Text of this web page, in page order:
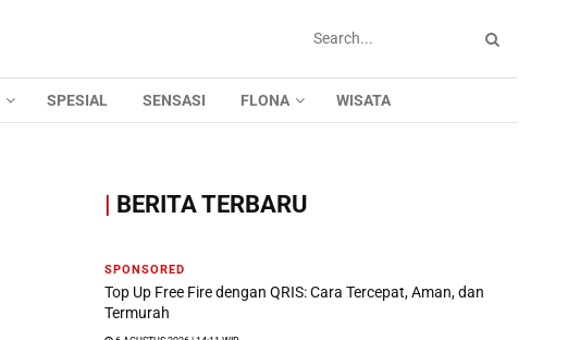
SPESIAL SENSASI FLONA WISATA
| BERITA TERBARU
SPONSORED
Top Up Free Fire dengan QRIS: Cara Tercepat, Aman, dan
Termurah